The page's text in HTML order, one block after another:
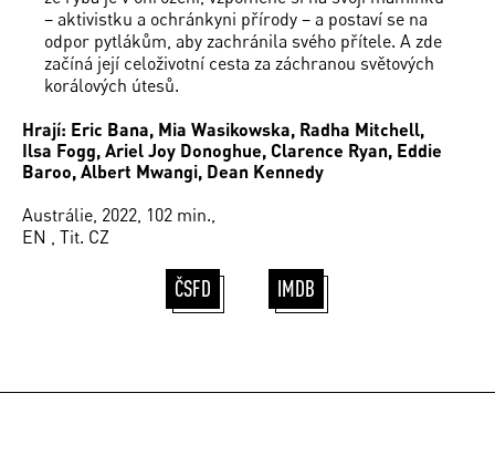
– aktivistku a ochránkyni přírody – a postaví se na
odpor pytlákům, aby zachránila svého přítele. A zde
začíná její celoživotní cesta za záchranou světových
korálových útesů.
Hrají: Eric Bana, Mia Wasikowska, Radha Mitchell,
Ilsa Fogg, Ariel Joy Donoghue, Clarence Ryan, Eddie
Baroo, Albert Mwangi, Dean Kennedy
Austrálie, 2022, 102 min.,
EN , Tit. CZ
ČSFD IMDB